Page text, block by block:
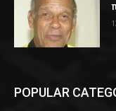
POPULAR